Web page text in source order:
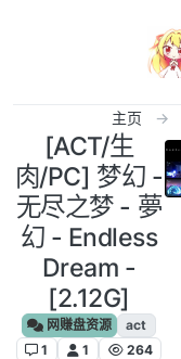
主页
[ACT/生
肉/PC] 梦幻 -
无尽之梦 - 夢
幻 - Endless
Dream -
[2.12G]
网赚盘资源
act
1
1 264